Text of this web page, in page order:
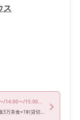
ス
〜/15:00〜/17:00〜
8月BIG★91万優待＆送迎バス有|高評価3万美食×1軒貸切寛ぎW